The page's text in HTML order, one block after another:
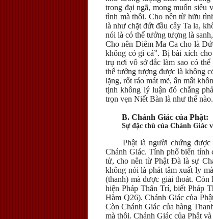
trong đại ngã, mong muốn siêu
tình mà thôi. Cho nên từ hữu
là như chặt đứt đầu cây Ta la,
nói là có thể tưởng tượng là
Cho nên Diêm Ma Ca cho là
không có gì cả”. Bị bài xích
trụ nơi vô sở đắc làm sao có
thể tưởng tượng được là không
lặng, rốt ráo mát mẽ, ẩn mất
tịnh không lý luận đó chẳng
trọn vẹn Niết Bàn là như thế nào.
B. Chánh Giác của Phật:
Sự đặc thù của Chánh Giác
Phật là người chứng
Chánh Giác. Tính phổ biến tính
tử, cho nên từ Phật Đà là sự
không nói là phát tâm xuất ly
(thanh) mà được giải thoát.
hiện Pháp Thân Trí, biết Pháp
Hàm Q26). Chánh Giác của
Còn Chánh Giác của hàng
mà thôi. Chánh Giác của Phật